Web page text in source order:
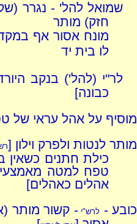
שמואל להל' - נגרר
חזק) מותר
מונח אסור אף
לו בית יד
לר"י (להל') בנקב
כבונה]
מוסיף על אהל עראי של
מותר לנטות ולפרק וילון [
כילת חתנים כשאין
טפח למטה
אהלים כאהלים]
כובע - לרש"י - קשור מותר